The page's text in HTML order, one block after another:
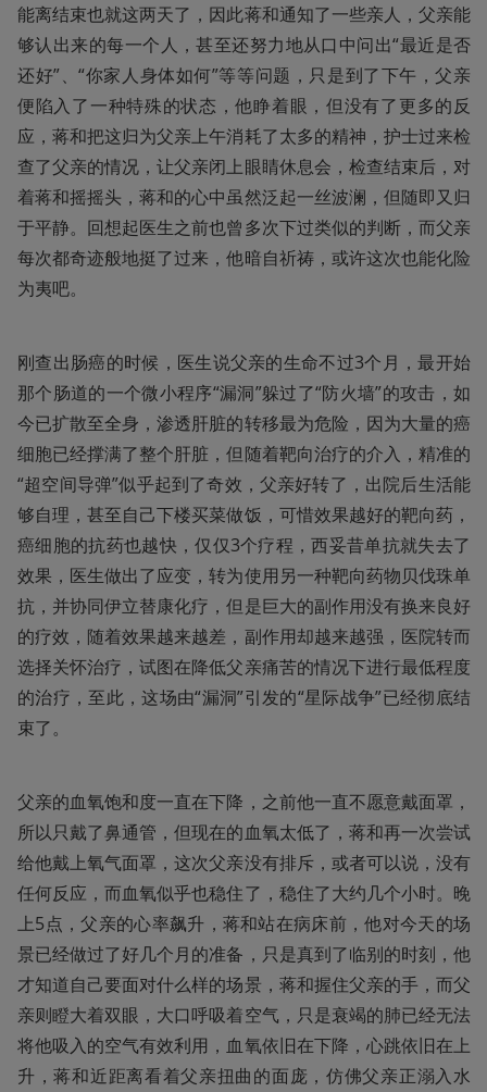
能离结束也就这两天了，因此蒋和通知了一些亲人，父亲能
够认出来的每一个人，甚至还努力地从口中问出“最近是否
还好”、“你家人身体如何”等等问题，只是到了下午，父亲
便陷入了一种特殊的状态，他睁着眼，但没有了更多的反
应，蒋和把这归为父亲上午消耗了太多的精神，护士过来检
查了父亲的情况，让父亲闭上眼睛休息会，检查结束后，对
着蒋和摇摇头，蒋和的心中虽然泛起一丝波澜，但随即又归
于平静。回想起医生之前也曾多次下过类似的判断，而父亲
每次都奇迹般地挺了过来，他暗自祈祷，或许这次也能化险
为夷吧。
刚查出肠癌的时候，医生说父亲的生命不过3个月，最开始
那个肠道的一个微小程序“漏洞”躲过了“防火墙”的攻击，如
今已扩散至全身，渗透肝脏的转移最为危险，因为大量的癌
细胞已经撑满了整个肝脏，但随着靶向治疗的介入，精准的
“超空间导弹”似乎起到了奇效，父亲好转了，出院后生活能
够自理，甚至自己下楼买菜做饭，可惜效果越好的靶向药，
癌细胞的抗药也越快，仅仅3个疗程，西妥昔单抗就失去了
效果，医生做出了应变，转为使用另一种靶向药物贝伐珠单
抗，并协同伊立替康化疗，但是巨大的副作用没有换来良好
的疗效，随着效果越来越差，副作用却越来越强，医院转而
选择关怀治疗，试图在降低父亲痛苦的情况下进行最低程度
的治疗，至此，这场由“漏洞”引发的“星际战争”已经彻底结
束了。
父亲的血氧饱和度一直在下降，之前他一直不愿意戴面罩，
所以只戴了鼻通管，但现在的血氧太低了，蒋和再一次尝试
给他戴上氧气面罩，这次父亲没有排斥，或者可以说，没有
任何反应，而血氧似乎也稳住了，稳住了大约几个小时。晚
上5点，父亲的心率飙升，蒋和站在病床前，他对今天的场
景已经做过了好几个月的准备，只是真到了临别的时刻，他
才知道自己要面对什么样的场景，蒋和握住父亲的手，而父
亲则瞪大着双眼，大口呼吸着空气，只是衰竭的肺已经无法
将他吸入的空气有效利用，血氧依旧在下降，心跳依旧在上
升，蒋和近距离看着父亲扭曲的面庞，仿佛父亲正溺入水